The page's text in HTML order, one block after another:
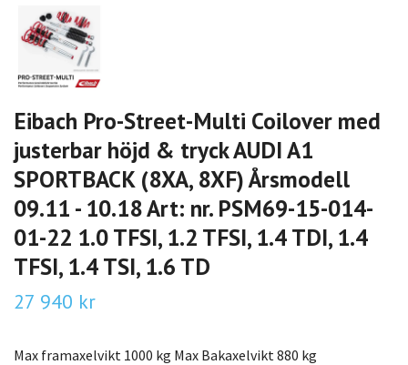
Eibach Pro-Street-Multi Coilover med
justerbar höjd & tryck AUDI A1
SPORTBACK (8XA, 8XF) Årsmodell
09.11 - 10.18 Art: nr. PSM69-15-014-
01-22 1.0 TFSI, 1.2 TFSI, 1.4 TDI, 1.4
TFSI, 1.4 TSI, 1.6 TD
27 940 kr
Max framaxelvikt 1000 kg Max Bakaxelvikt 880 kg